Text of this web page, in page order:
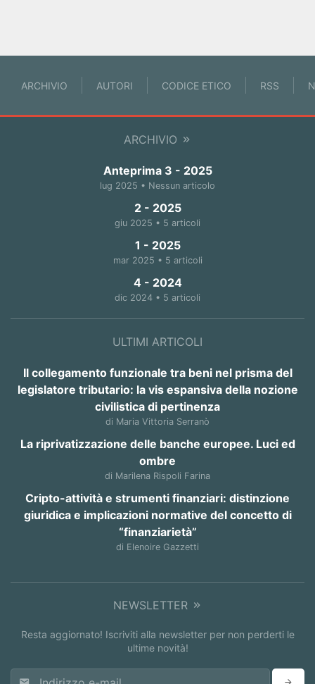
ARCHIVIO AUTORI CODICE ETICO RSS
ARCHIVIO
Anteprima 3 - 2025
lug 2025 • Nessun articolo
2 - 2025
giu 2025 • 5 articoli
1 - 2025
mar 2025 • 5 articoli
4 - 2024
dic 2024 • 5 articoli
ULTIMI ARTICOLI
Il collegamento funzionale tra beni nel prisma del
legislatore tributario: la vis espansiva della nozione
civilistica di pertinenza
di Maria Vittoria Serranò
La riprivatizzazione delle banche europee. Luci ed
ombre
di Marilena Rispoli Farina
Cripto-attività e strumenti finanziari: distinzione
giuridica e implicazioni normative del concetto di
“finanziarietà”
di Elenoire Gazzetti
NEWSLETTER
Resta aggiornato! Iscriviti alla newsletter per non perderti le
ultime novità!